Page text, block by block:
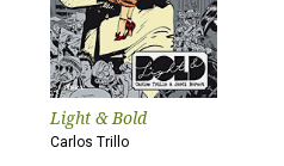
Light & Bold
Carlos Trillo